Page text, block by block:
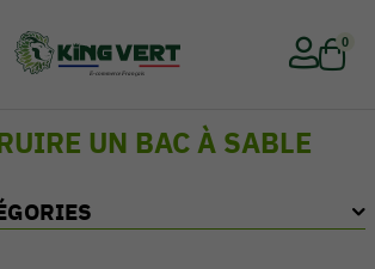
0
UN BAC À SABLE